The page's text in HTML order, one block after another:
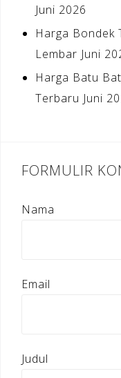
Juni 2026
Harga Bondek
Lembar Juni
Harga Batu
Terbaru Juni
FORMULIR
Nama
Email
Judul